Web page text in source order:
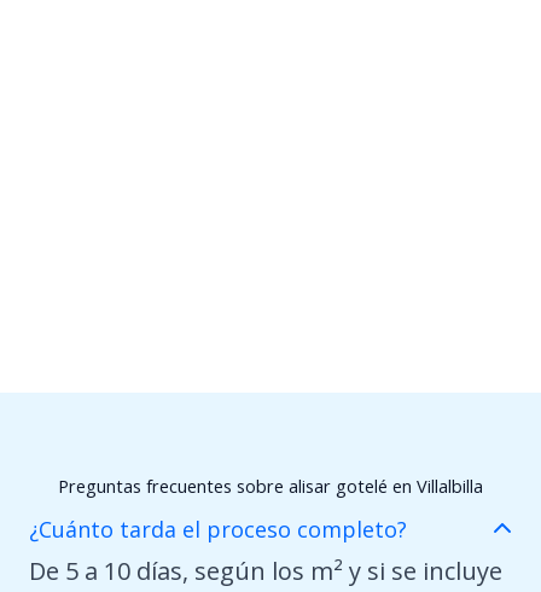
Preguntas frecuentes sobre alisar gotelé en Villalbilla
¿Cuánto tarda el proceso completo?
De 5 a 10 días, según los m² y si se incluye